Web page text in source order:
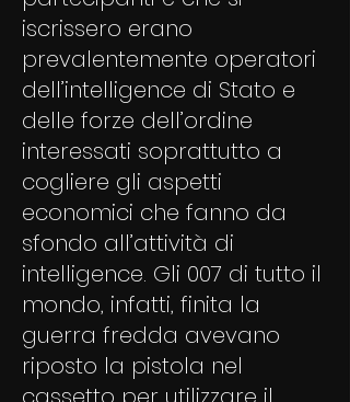
iscrissero erano
prevalentemente operatori
dell’intelligence di Stato e
delle forze dell’ordine
interessati soprattutto a
cogliere gli aspetti
economici che fanno da
sfondo all’attività di
intelligence. Gli 007 di tutto il
mondo, infatti, finita la
guerra fredda avevano
riposto la pistola nel